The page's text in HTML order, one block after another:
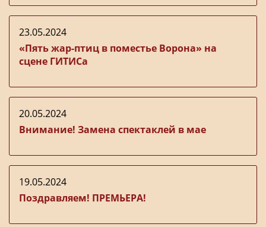
23.05.2024
«Пять жар-птиц в поместье Ворона» на
сцене ГИТИСа
20.05.2024
Внимание! Замена спектаклей в мае
19.05.2024
Поздравляем! ПРЕМЬЕРА!